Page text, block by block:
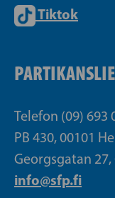
Tiktok
Telefon (09) 693
PB 430, 00101
Georgsgatan
info@sfp.fi